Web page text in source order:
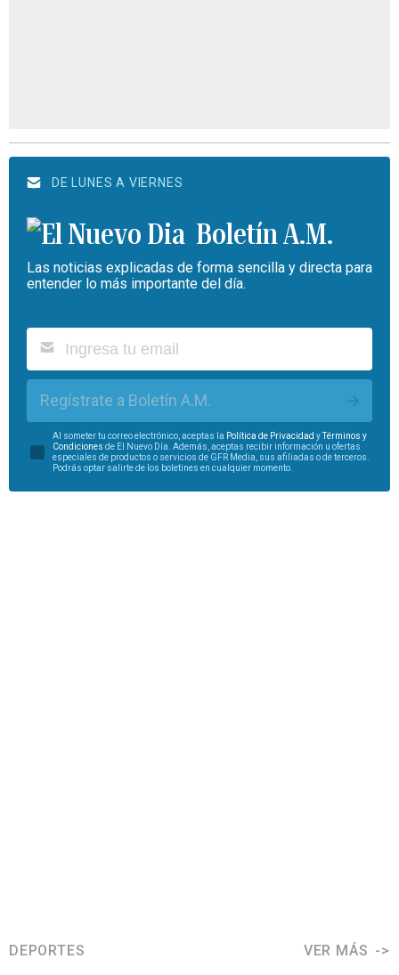
DE LUNES A VIERNES
Boletín A.M.
Las noticias explicadas de forma sencilla y directa para
entender lo más importante del día.
Regístrate a Boletín A.M.
Al someter tu correo electrónico, aceptas la Política de Privacidad y
Términos y
Condiciones de El Nuevo Día. Además, aceptas recibir información u ofertas
especiales de productos o servicios de GFR Media, sus afiliadas o de terceros.
Podrás optar salirte de los boletines en cualquier momento.
DEPORTES VER MÁS